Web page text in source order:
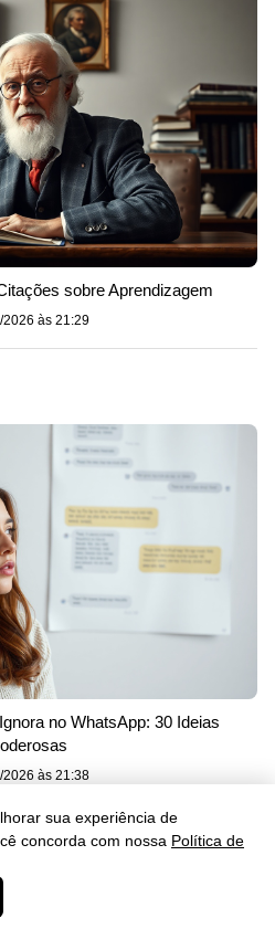
sua experiência de
concorda com nossa Política de
sobre Aprendizagem
2026 às 21:29
no WhatsApp: 30 Ideias
2026 às 21:38